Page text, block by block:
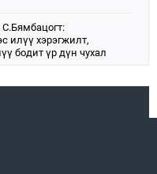
илүү хэрэгжилт,
бодит үр дүн чухал
сард 1,439.2 кг үнэт